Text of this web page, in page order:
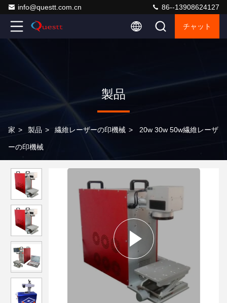
info@questt.com.cn 86--13908624127
チャット
製品
家 > 製品 > 繊維レーザーの印機械 > 20w 30w 50w繊維レーザ
ーの印機械